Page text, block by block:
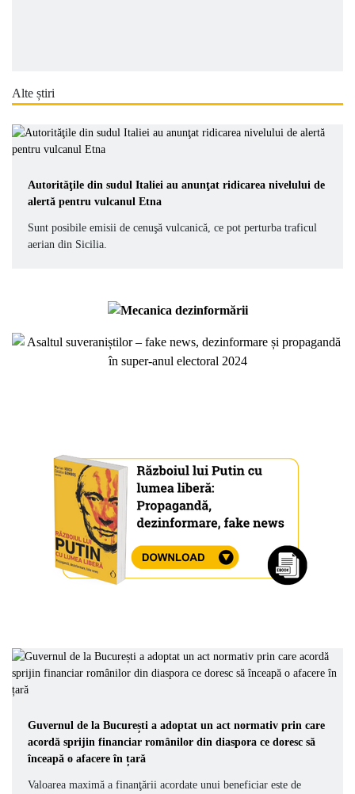
Alte știri
Autorităţile din sudul Italiei au anunţat ridicarea nivelului de
alertă pentru vulcanul Etna
Sunt posibile emisii de cenuşă vulcanică, ce pot perturba traficul
aerian din Sicilia.
Guvernul de la București a adoptat un act normativ prin care
acordă sprijin financiar românilor din diaspora ce doresc să
înceapă o afacere în țară
Valoarea maximă a finanţării acordate unui beneficiar este de